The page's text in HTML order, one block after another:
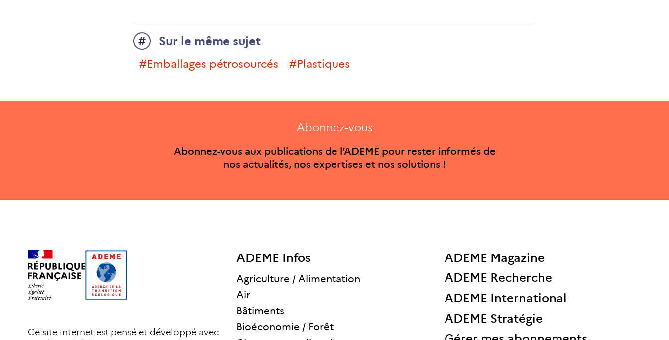
Sur le même sujet
#Emballages pétrosourcés #plastiques
Abonnez-vous
Abonnez-vous aux publications de l’ADEME pour rester informés de
nos actualités, nos expertises et nos solutions !
Ce site internet est pensé et développé avec
ADEME Infos
Agriculture / Alimentation
Air
Bâtiments
Bioéconomie / Forêt
ADEME Magazine
ADEME Recherche
ADEME International
ADEME Stratégie